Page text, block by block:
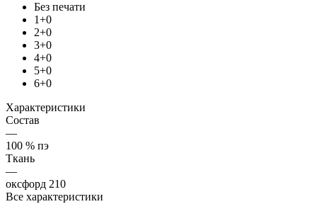
Без печати
1+0
2+0
3+0
4+0
5+0
6+0
Характеристики
Состав
—
100 % пэ
Ткань
—
оксфорд 210
Все характеристики